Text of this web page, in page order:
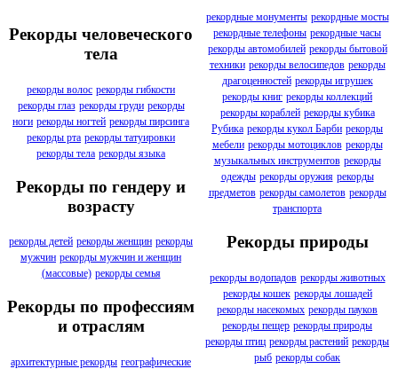
Рекорды человеческого
тела
рекорды волос рекорды гибкости
рекорды глаз рекорды груди рекорды
ноги рекорды ногтей рекорды пирсинга
рекорды рта рекорды татуировки
рекорды тела рекорды языка
Рекорды по гендеру и
возрасту
рекорды детей рекорды женщин рекорды
мужчин рекорды мужчин и женщин
(массовые) рекорды семья
Рекорды по профессиям
и отраслям
архитектурные рекорды географические
рекордные монументы рекордные мосты
рекордные телефоны рекордные часы
рекорды автомобилей рекорды бытовой
техники рекорды велосипедов рекорды
драгоценностей рекорды игрушек
рекорды книг рекорды коллекций
рекорды кораблей рекорды кубика
Рубика рекорды кукол Барби рекорды
мебели рекорды мотоциклов рекорды
музыкальных инструментов рекорды
одежды рекорды оружия рекорды
предметов рекорды самолетов рекорды
транспорта
Рекорды природы
рекорды водопадов рекорды животных
рекорды кошек рекорды лошадей
рекорды насекомых рекорды пауков
рекорды пещер рекорды природы
рекорды птиц рекорды растений рекорды
рыб рекорды собак